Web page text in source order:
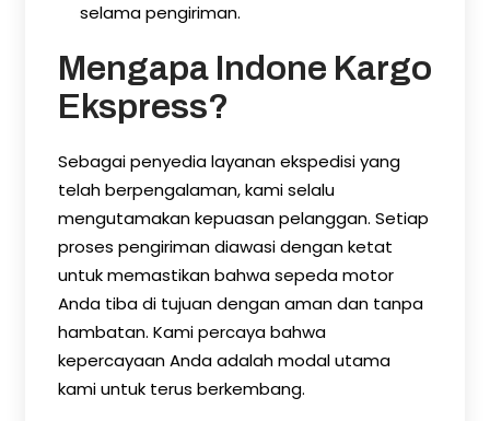
selama pengiriman.
Mengapa Indone Kargo
Ekspress?
Sebagai penyedia layanan ekspedisi yang
telah berpengalaman, kami selalu
mengutamakan kepuasan pelanggan. Setiap
proses pengiriman diawasi dengan ketat
untuk memastikan bahwa sepeda motor
Anda tiba di tujuan dengan aman dan tanpa
hambatan. Kami percaya bahwa
kepercayaan Anda adalah modal utama
kami untuk terus berkembang.